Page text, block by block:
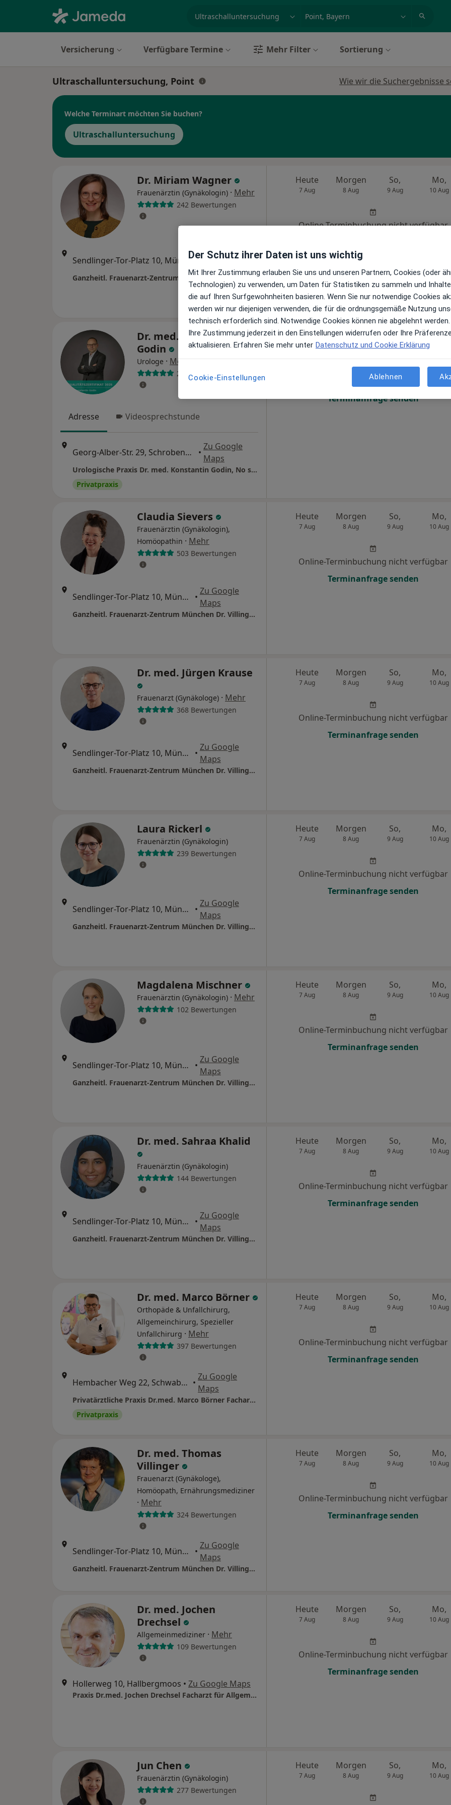
Versicherung Verfügbare Termine Mehr Filter Sortierung
Ultraschalluntersuchung, Point Wie wir die Suchergebnisse
Welche Terminart möchten Sie buchen?
Ultraschalluntersuchung
Dr. Miriam Wagner
Frauenärztin (Gynäkologin) · Mehr
242 Bewertungen
•
Zu Google
Ganzheitl. Frauenarzt-Zentrum München Dr. Villinger und Kollegen
Heute
7 Aug
Morgen
8 Aug
So,
9 Aug
Mo,
10 Aug
Online-Terminbuchung nicht verfügbar
Dr. med. Konstantin
Godin
Urologe · Mehr
225 Bewertungen
Adresse Videosprechstunde
Georg-Alber-Str. 29, Schrobenhausen •
Zu Google
Maps
Urologische Praxis Dr. med. Konstantin Godin, No scalpel-Vasektomiezentrum Neuburg-Schrobenhausen
Privatpraxis
Heute
7 Aug
Morgen
8 Aug
So,
9 Aug
Mo,
10 Aug
Online-Terminbuchung nicht verfügbar
Terminanfrage senden
Claudia Sievers
Frauenärztin (Gynäkologin),
Homöopathin · Mehr
503 Bewertungen
Sendlinger-Tor-Platz 10, München •
Zu Google
Maps
Ganzheitl. Frauenarzt-Zentrum München Dr. Villinger und Kollegen
Heute
7 Aug
Morgen
8 Aug
So,
9 Aug
Mo,
10 Aug
Online-Terminbuchung nicht verfügbar
Terminanfrage senden
Dr. med. Jürgen Krause
Frauenarzt (Gynäkologe) · Mehr
368 Bewertungen
Sendlinger-Tor-Platz 10, München •
Zu Google
Maps
Ganzheitl. Frauenarzt-Zentrum München Dr. Villinger und Kollegen
Heute
7 Aug
Morgen
8 Aug
So,
9 Aug
Mo,
10 Aug
Online-Terminbuchung nicht verfügbar
Terminanfrage senden
Laura Rickerl
Frauenärztin (Gynäkologin)
239 Bewertungen
Sendlinger-Tor-Platz 10, München •
Zu Google
Maps
Ganzheitl. Frauenarzt-Zentrum München Dr. Villinger und Kollegen
Heute
7 Aug
Morgen
8 Aug
So,
9 Aug
Mo,
10 Aug
Online-Terminbuchung nicht verfügbar
Terminanfrage senden
Magdalena Mischner
Frauenärztin (Gynäkologin) · Mehr
102 Bewertungen
Sendlinger-Tor-Platz 10, München •
Zu Google
Maps
Ganzheitl. Frauenarzt-Zentrum München Dr. Villinger und Kollegen
Heute
7 Aug
Morgen
8 Aug
So,
9 Aug
Mo,
10 Aug
Online-Terminbuchung nicht verfügbar
Terminanfrage senden
Dr. med. Sahraa Khalid
Frauenärztin (Gynäkologin)
144 Bewertungen
Sendlinger-Tor-Platz 10, München •
Zu Google
Maps
Ganzheitl. Frauenarzt-Zentrum München Dr. Villinger und Kollegen
Heute
7 Aug
Morgen
8 Aug
So,
9 Aug
Mo,
10 Aug
Online-Terminbuchung nicht verfügbar
Terminanfrage senden
Dr. med. Marco Börner
Orthopäde & Unfallchirurg,
Allgemeinchirurg, Spezieller
Unfallchirurg · Mehr
397 Bewertungen
Hembacher Weg 22, Schwabach •
Zu Google
Maps
Privatärztliche Praxis Dr.med. Marco Börner Facharzt für Orthopädie, Unfallchirurgie, Chirurgie und Notfallmedizin
Privatpraxis
Heute
7 Aug
Morgen
8 Aug
So,
9 Aug
Mo,
10 Aug
Online-Terminbuchung nicht verfügbar
Terminanfrage senden
Dr. med. Thomas
Villinger
Frauenarzt (Gynäkologe),
Homöopath, Ernährungsmediziner
· Mehr
324 Bewertungen
Sendlinger-Tor-Platz 10, München •
Zu Google
Maps
Ganzheitl. Frauenarzt-Zentrum München Dr. Villinger und Kollegen
Heute
7 Aug
Morgen
8 Aug
So,
9 Aug
Mo,
10 Aug
Online-Terminbuchung nicht verfügbar
Terminanfrage senden
Dr. med. Jochen
Drechsel
Allgemeinmediziner · Mehr
109 Bewertungen
Hollerweg 10, Hallbergmoos • Zu Google Maps
Praxis Dr.med. Jochen Drechsel Facharzt für Allgemeinmedizin
Heute
7 Aug
Morgen
8 Aug
So,
9 Aug
Mo,
10 Aug
Online-Terminbuchung nicht verfügbar
Terminanfrage senden
Jun Chen
Frauenärztin (Gynäkologin)
277 Bewertungen
Heute
7 Aug
Morgen
8 Aug
So,
9 Aug
Mo,
10 Aug
Der Schutz ihrer Daten ist uns wichtig
Mit Ihrer Zustimmung erlauben Sie uns und unseren Partnern, Cookies (oder
Technologien) zu verwenden, um Daten für Statistiken zu sammeln und
die auf Ihren Surfgewohnheiten basieren. Wenn Sie nur notwendige Cookies
werden wir nur diejenigen verwenden, die für die ordnungsgemäße Nutzung
technisch erforderlich sind. Notwendige Cookies können nie abgelehnt werden.
Ihre Zustimmung jederzeit in den Einstellungen widerrufen oder Ihre
aktualisieren. Erfahren Sie mehr unter Datenschutz und Cookie Erklärung
Cookie-Einstellungen Ablehnen